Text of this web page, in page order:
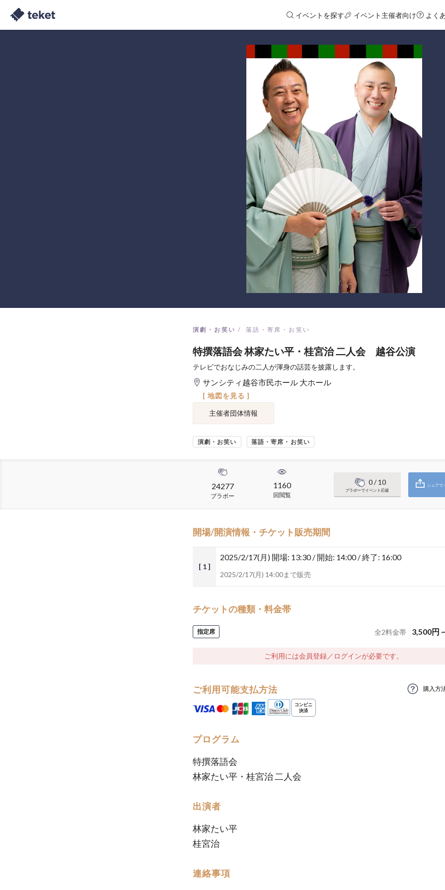
イベントを探す イベント主催者向け よく
演劇・お笑い 落語・寄席・お笑い
特撰落語会 林家たい平・桂宮治 二人会 越谷公演
テレビでおなじみの二人が渾身の話芸を披露します。
サンシティ越谷市民ホール 大ホール
[ 地図を見る ]
主催者団体情報
演劇・お笑い 落語・寄席・お笑い
24277
ブラボー
1160
回閲覧
0/ 10
ブラボーでイベント応援
シェアで
開場/開演情報・チケット販売期間
[ 1 ]
2025/2/17(月) 開場: 13:30 / 開始: 14:00 / 終了: 16:00
2025/2/17(月) 14:00まで販売
チケットの種類・料金帯
指定席 全2料金帯 3,500円 ~
ご利用には会員登録／ログインが必要です。
ご利用可能支払方法 購入方
プログラム
特撰落語会
林家たい平・桂宮治 二人会
出演者
林家たい平
桂宮治
連絡事項